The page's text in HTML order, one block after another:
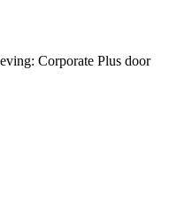
Corporate Plus door